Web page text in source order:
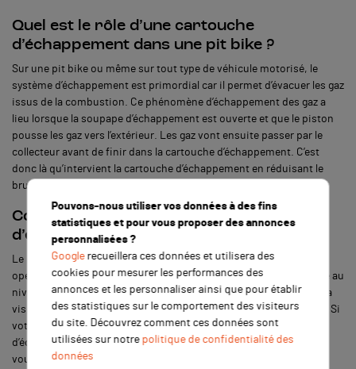
Quel est le rôle d’une cartouche
d’échappement dans une pit bike ?
Sur une pit bike ou même sur tout type de véhicule motorisé, le
système d’échappement est primordial car il permet d’évacuer les gaz
issus de la combustion. Ce phénomène d’échappement des gaz a
lieu lorsque la soupape d’échappement est ouverte et que le piston
pousse les gaz vers l’extérieur. Les gaz vont ensuite passer par le
collecteur avant de finir dans la cartouche d’échappement. C’est
donc là qu’intervient la cartouche d’échappement en réduisant le
bruit d'évacuation des gaz brûlés.
Comment remplacer la cartouche
d’échappement d’une dirt bike ?
Le remplacement d’une cartouche d’échappement n’est pas une
opération très compliquée. Tout d’abord, il faut retirer le carénage au
niveau de l’échappement. Ensuite, il suffit simplement de retirer la
vis qui relie le silencieux à la boucle arrière du cadre de la pit bike. Si
votre ligne d’échappement possède une vis au niveau du collier
d’échappement, dévissez-la. Maintenant que vous en êtes là, il ne
vous reste plus qu’à installer votre toute nouvelle cartouche
Pouvons-nous utiliser vos données à des fins
statistiques et pour vous proposer des annonces
personnalisées ?
Googlerecueillera ces données et utilisera des
cookies pour mesurer les performances des
annonces et les personnaliser ainsi que pour établir
des statistiques sur le comportement des visiteurs
du site. Découvrez comment ces données sont
utilisées sur notre politique de confidentialité des
données